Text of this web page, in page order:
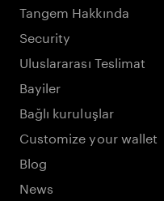
Tangem Hakkında
Security
Uluslararası Teslimat
Bayiler
Bağlı kuruluşlar
Customize your wallet
Blog
News